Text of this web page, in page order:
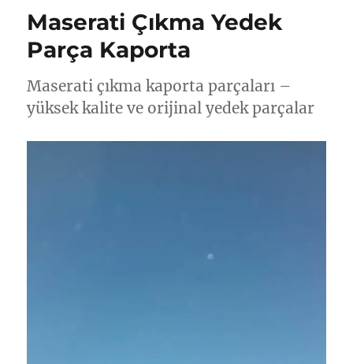
Maserati Çıkma Yedek
Parça Kaporta
Maserati çıkma kaporta parçaları –
yüksek kalite ve orijinal yedek parçalar